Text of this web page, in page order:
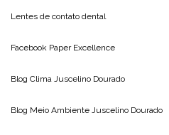
Lentes de contato dental
Facebook Paper Excellence
Blog Clima Juscelino Dourado
Blog Meio Ambiente Juscelino Dourado